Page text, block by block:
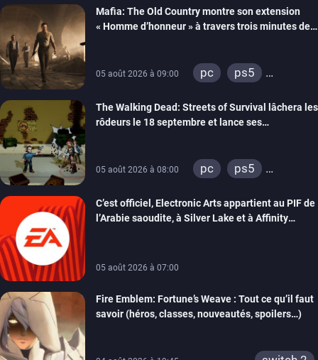
Mafia: The Old Country montre son extension
« Homme d’honneur » à travers trois minutes de
05 août 2026 à 09:00 pc
ps5
The Walking Dead: Streets of Survival lâchera les
rôdeurs le 18 septembre et lance ses
05 août 2026 à 08:00 pc
ps5
switch
switch 2
C’est officiel, Electronic Arts appartient au PIF de
l’Arabie saoudite, à Silver Lake et à Affinity
05 août 2026 à 07:00
Fire Emblem: Fortune’s Weave : Tout ce qu’il faut
savoir (héros, classes, nouveautés, spoilers…)